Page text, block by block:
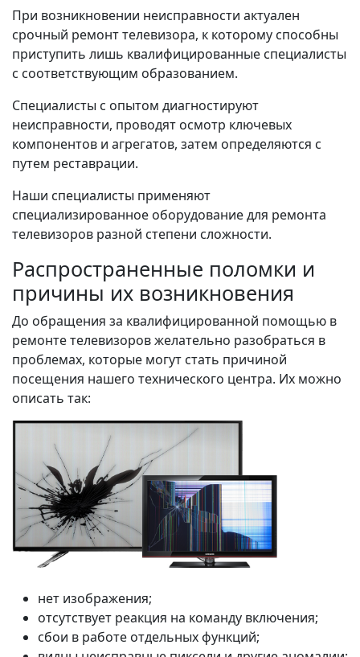
При возникновении неисправности актуален
срочный ремонт телевизора, к которому способны
приступить лишь квалифицированные специалисты
с соответствующим образованием.
Специалисты с опытом диагностируют
неисправности, проводят осмотр ключевых
компонентов и агрегатов, затем определяются с
путем реставрации.
Наши специалисты применяют
специализированное оборудование для ремонта
телевизоров разной степени сложности.
Распространенные поломки и
причины их возникновения
До обращения за квалифицированной помощью в
ремонте телевизоров желательно разобраться в
проблемах, которые могут стать причиной
посещения нашего технического центра. Их можно
описать так:
нет изображения;
отсутствует реакция на команду включения;
сбои в работе отдельных функций;